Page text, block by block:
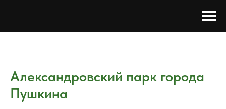
Александровский парк города
Пушкина